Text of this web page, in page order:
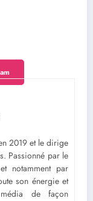
2019 et le dirige
Passionné par le
notamment par
son énergie et
de façon